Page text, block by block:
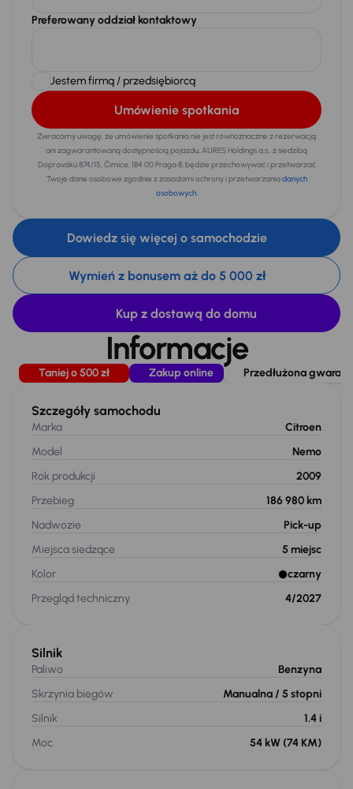
Preferowany oddział kontaktowy
Jestem firmą / przedsiębiorcą
Umówienie spotkania
Zwracamy uwagę, że umówienie spotkania nie jest równoznaczne z rezerwacją
ani zagwarantowaną dostępnością pojazdu. AURES Holdings a.s., z siedzibą
Dopraváků 874/15, Čimice, 184 00 Praga 8, będzie przechowywać i przetwarzać
Twoje dane osobowe zgodnie z zasadami ochrony i przetwarzaniadanych
osobowych.
Dowiedz się więcej o samochodzie
Wymień z bonusem aż do 5 000 zł
Kup z dostawą do domu
Informacje
Taniej o 500 zł Zakup online Przedłużona
Szczegóły samochodu
Marka
Citroen
Model
Nemo
Rok produkcji
2009
Przebieg
186 980 km
Nadwozie
Pick-up
Miejsca siedzące
5 miejsc
Kolor
czarny
Przegląd techniczny
4/2027
Silnik
Paliwo
Benzyna
Skrzynia biegów
Manualna / 5 stopni
Silnik
1.4 i
Moc
54 kW (74 KM)